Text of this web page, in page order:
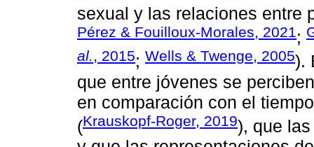
sexual y las relaciones entre
Pérez & Fouilloux-Morales, 2021;
al., 2015; Wells & Twenge, 2005).
que entre jóvenes se
en comparación con el
(Krauskopf-Roger, 2019), que